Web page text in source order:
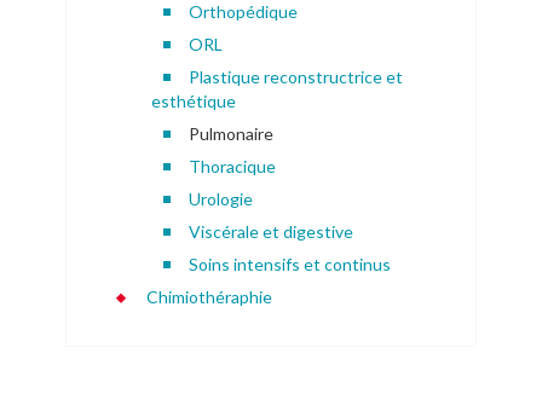
Orthopédique
ORL
Plastique reconstructrice et
esthétique
Pulmonaire
Thoracique
Urologie
Viscérale et digestive
Soins intensifs et continus
Chimiothéraphie